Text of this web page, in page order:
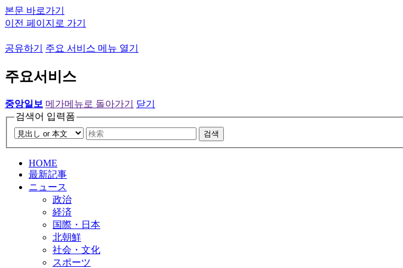
본문 바로가기
이전 페이지로 가기
공유하기 주요 서비스 메뉴 열기
주요서비스
중앙일보 메가메뉴로 돌아가기
닫기
검색어 입력폼
검색
HOME
最新記事
ニュース
政治
経済
国際・日本
北朝鮮
社会・文化
スポーツ